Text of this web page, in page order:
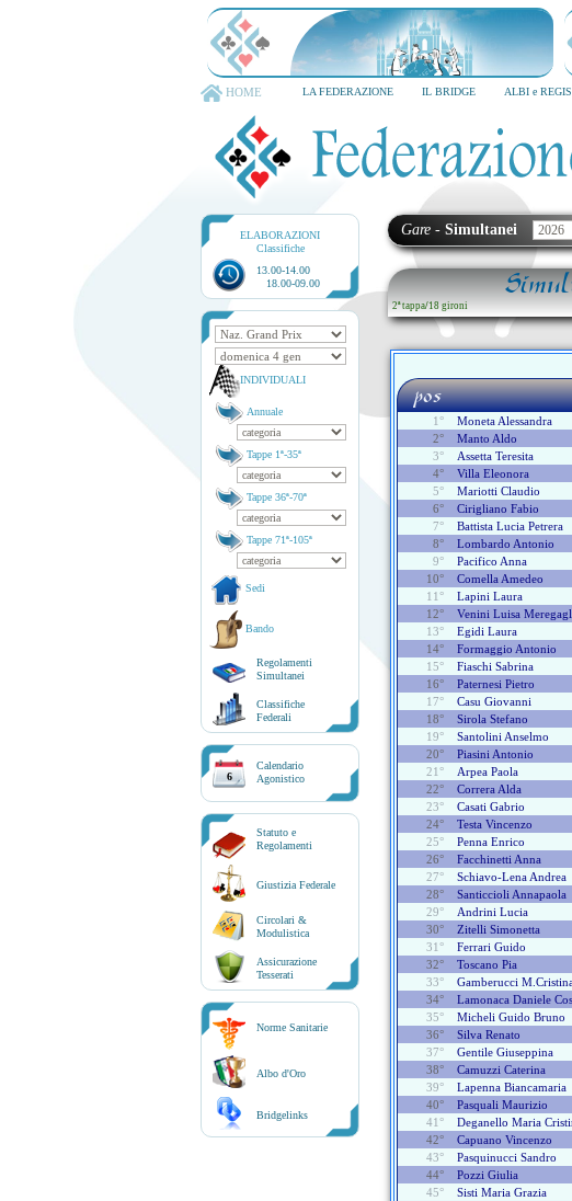
TORNEO CITTA' DI MILANO
6-8 dicembre 2026
HOME LA FEDERAZIONE IL BRIDGE ALBI e
ELABORAZIONI
Classifiche
13.00-14.00
18.00-09.00
INDIVIDUALI
Annuale
Tappe 1ª-35ª
Tappe 36ª-70ª
Tappe 71ª-105ª
Sedi
Bando
Regolamenti
Simultanei
Classifiche
Federali
6
Calendario
Agonistico
Statuto e
Regolamenti
Giustizia Federale
Circolari &
Modulistica
Assicurazione
Tesserati
Norme Sanitarie
Albo d'Oro
Bridgelinks
Gare - Simultanei
2ª tappa/18 gironi
pos
1° Moneta Alessandra
2°
Manto Aldo
3°
Assetta Teresita
4°
Villa Eleonora
5°
Mariotti Claudio
6°
Cirigliano Fabio
7°
Battista Lucia Petrera
8°
Lombardo Antonio
9°
Pacifico Anna
10°
Comella Amedeo
11°
Lapini Laura
12°
Venini Luisa
13°
Egidi Laura
14°
Formaggio Antonio
15°
Fiaschi Sabrina
16°
Paternesi Pietro
17°
Casu Giovanni
18°
Sirola Stefano
19°
Santolini Anselmo
20°
Piasini Antonio
21°
Arpea Paola
22°
Correra Alda
23°
Casati Gabrio
24°
Testa Vincenzo
25°
Penna Enrico
26°
Facchinetti Anna
27°
Schiavo-Lena Andrea
28°
Santiccioli Annapaola
29°
Andrini Lucia
30°
Zitelli Simonetta
31°
Ferrari Guido
32°
Toscano Pia
33°
Gamberucci
34°
Lamonaca Daniele
35°
Micheli Guido Bruno
36°
Silva Renato
37°
Gentile Giuseppina
38°
Camuzzi Caterina
39°
Lapenna Biancamaria
40°
Pasquali Maurizio
41°
Deganello Maria
42°
Capuano Vincenzo
43°
Pasquinucci Sandro
44°
Pozzi Giulia
45°
Sisti Maria Grazia